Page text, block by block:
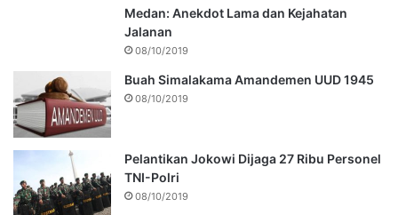
Medan: Anekdot Lama dan Kejahatan
Jalanan
08/10/2019
Buah Simalakama Amandemen UUD 1945
08/10/2019
Pelantikan Jokowi Dijaga 27 Ribu Personel
TNI-Polri
08/10/2019